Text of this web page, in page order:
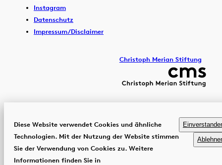
Instagram
Datenschutz
Impressum/Disclaimer
Christoph Merian Stiftung
Diese Website verwendet Cookies und ähnliche
Technologien. Mit der Nutzung der Website stimmen
Sie der Verwendung von Cookies zu. Weitere
Informationen finden Sie in